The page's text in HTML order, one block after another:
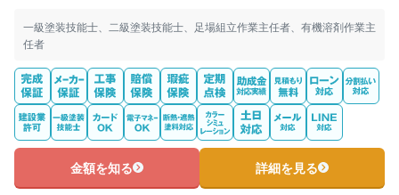
一級塗装技能士、二級塗装技能士、足場組立作業主任者、有機溶剤作業主
任者
金額を知る 詳細を見る